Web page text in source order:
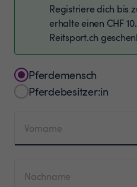
Registriere dich bis
erhalte einen CHF
Reitsport.ch
Pferdemensch
Pferdebesitzer:in
Vorname
Nachname